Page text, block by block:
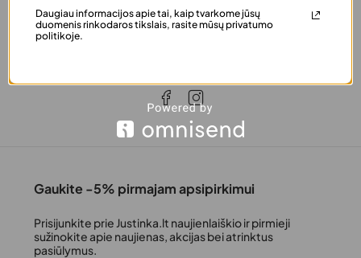
Gaukite -5% pirmajam apsipirkimui
Prisijunkite prie Justinka.lt naujienlaiškio ir pirmieji
sužinokite apie naujienas, akcijas bei atrinktus
pasiūlymus.
Daugiau informacijos apie tai, kaip tvarkome jūsų
duomenis rinkodaros tikslais, rasite mūsų privatumo
politikoje.